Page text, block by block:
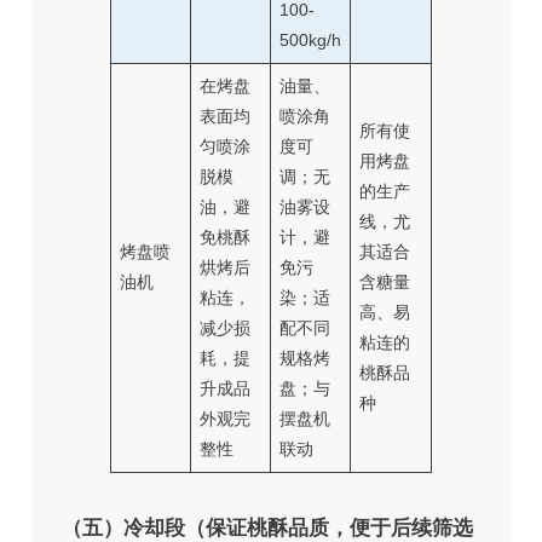
100-
500kg/h
烤盘喷
油机
在烤盘
表面均
匀喷涂
脱模
油，避
免桃酥
烘烤后
粘连，
减少损
耗，提
升成品
外观完
整性
油量、
喷涂角
度可
调；无
油雾设
计，避
免污
染；适
配不同
规格烤
盘；与
摆盘机
联动
所有使
用烤盘
的生产
线，尤
其适合
含糖量
高、易
粘连的
桃酥品
种
（五）冷却段（保证桃酥品质，便于后续筛选